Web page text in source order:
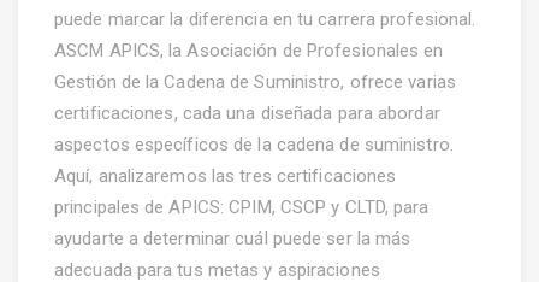
puede marcar la diferencia en tu carrera profesional.
ASCM APICS, la Asociación de Profesionales en
Gestión de la Cadena de Suministro, ofrece varias
certificaciones, cada una diseñada para abordar
aspectos específicos de la cadena de suministro.
Aquí, analizaremos las tres certificaciones
principales de APICS: CPIM, CSCP y CLTD, para
ayudarte a determinar cuál puede ser la más
adecuada para tus metas y aspiraciones